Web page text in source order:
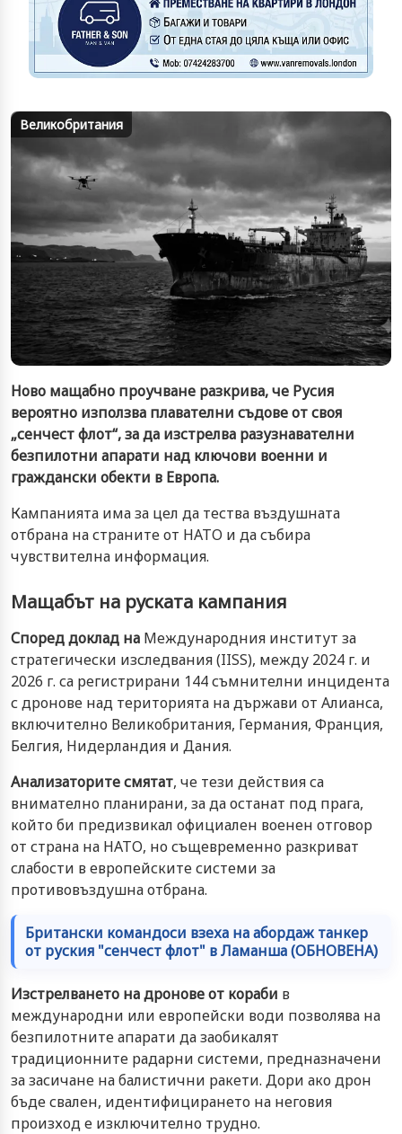
Великобритания
Ново мащабно проучване разкрива, че Русия
вероятно използва плавателни съдове от своя
„сенчест флот“, за да изстрелва разузнавателни
безпилотни апарати над ключови военни и
граждански обекти в Европа.
Кампанията има за цел да тества въздушната
отбрана на страните от НАТО и да събира
чувствителна информация.
Мащабът на руската кампания
Според доклад на Международния институт за
стратегически изследвания (IISS), между 2024 г. и
2026 г. са регистрирани 144 съмнителни инцидента
с дронове над територията на държави от Алианса,
включително Великобритания, Германия, Франция,
Белгия, Нидерландия и Дания.
Анализаторите смятат, че тези действия са
внимателно планирани, за да останат под прага,
който би предизвикал официален военен отговор
от страна на НАТО, но същевременно разкриват
слабости в европейските системи за
противовъздушна отбрана.
Британски командоси взеха на абордаж танкер
от руския "сенчест флот" в Ламанша (ОБНОВЕНА)
Изстрелването на дронове от кораби в
международни или европейски води позволява на
безпилотните апарати да заобикалят
традиционните радарни системи, предназначени
за засичане на балистични ракети. Дори ако дрон
бъде свален, идентифицирането на неговия
произход е изключително трудно.